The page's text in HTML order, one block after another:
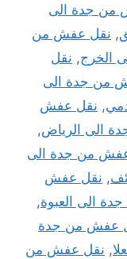
من جدة الى
, نقل عفش من
الخرج, نقل
من جدة الى
, نقل عفش
الى الرياض,
من جدة الى
, نقل عفش
الى العبوة,
عفش من جدة
, نقل عفش من